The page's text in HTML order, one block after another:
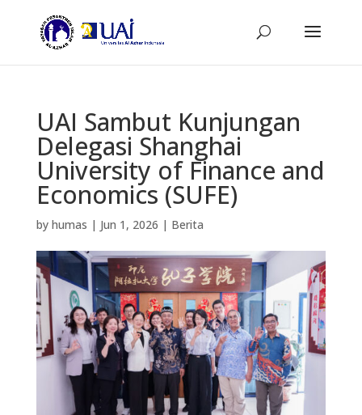
UAI Sambut Kunjungan
Delegasi Shanghai
University of Finance and
Economics (SUFE)
by humas | Jun 1, 2026 | Berita